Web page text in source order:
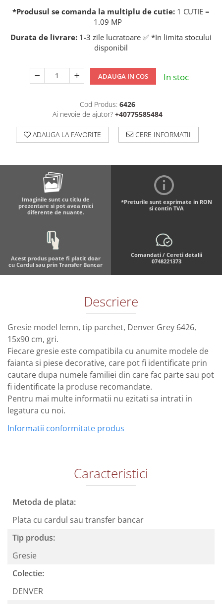
*Produsul se comanda la multiplu de cutie: 1 CUTIE =
1.09 MP
Durata de livrare: 1-3 zile lucratoare ✅ *In limita stocului
disponibil
ADAUGA IN COS In stoc
Cod Produs: 6426
Ai nevoie de ajutor? +40775585484
ADAUGA LA FAVORITE CERE INFORMATII
Imaginile sunt cu titlu de
prezentare si pot avea mici
diferente de nuante.
*Preturile sunt exprimate in RON
si contin TVA
Acest produs poate fi platit doar
cu Cardul sau prin Transfer Bancar
Comandati / Cereti detalii
0748221373
Descriere
Gresie model lemn, tip parchet, Denver Grey 6426,
15x90 cm, gri.
Fiecare gresie este compatibila cu anumite modele de
faianta si piese decorative, care pot fi identificate prin
cautare dupa numele familiei din care fac parte sau pot
fi identificate la produse recomandate.
Pentru mai multe informatii nu ezitati sa intrati in
legatura cu noi.
Informatii conformitate produs
Caracteristici
Metoda de plata:
Plata cu cardul sau transfer bancar
Tip produs:
Gresie
Colectie:
DENVER